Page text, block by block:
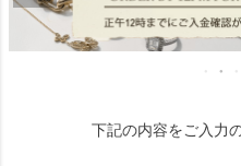
下記の内容をご入力